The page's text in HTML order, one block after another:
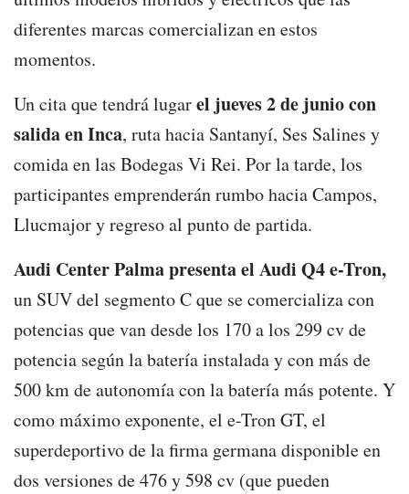
diferentes marcas comercializan en estos
momentos.
Un cita que tendrá lugarel jueves 2 de junio con
salida en Inca, ruta hacia Santanyí, Ses Salines y
comida en las Bodegas Vi Rei. Por la tarde, los
participantes emprenderán rumbo hacia Campos,
Llucmajor y regreso al punto de partida.
Audi Center Palma presenta el Audi Q4 e-Tron,
un SUV del segmento C que se comercializa con
potencias que van desde los 170 a los 299 cv de
potencia según la batería instalada y con más de
500 km de autonomía con la batería más potente. Y
como máximo exponente, el e-Tron GT, el
superdeportivo de la firma germana disponible en
dos versiones de 476 y 598 cv (que pueden